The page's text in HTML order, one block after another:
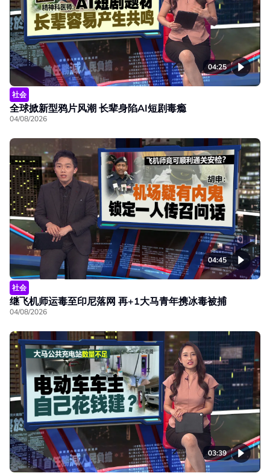
04:25
社会
全球掀新型鸦片风潮 长辈身陷AI短剧毒瘾
04/08/2026
04:45
社会
继飞机师运毒至印尼落网 再+1大马青年携冰毒被捕
04/08/2026
03:39